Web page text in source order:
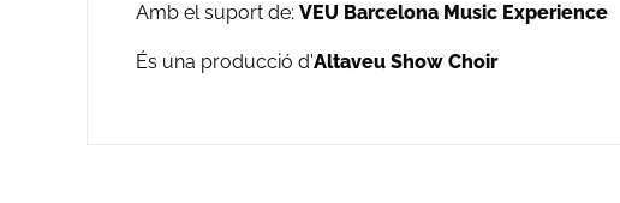
Amb el suport de: VEU Barcelona Music Experience
És una producció d'Altaveu Show Choir